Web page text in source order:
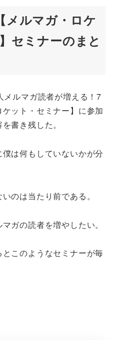
メルマガ・ロケ
セミナーのまと
メルマガ読者が増える！7
ット・セミナー】に参加
書き残した。
は何もしていないかが分
のは当たり前である。
ガの読者を増やしたい。
このようなセミナーが毎